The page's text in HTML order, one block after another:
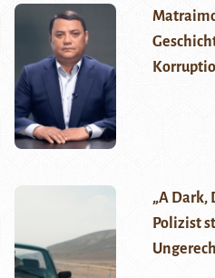
„A Dark,
Polizist